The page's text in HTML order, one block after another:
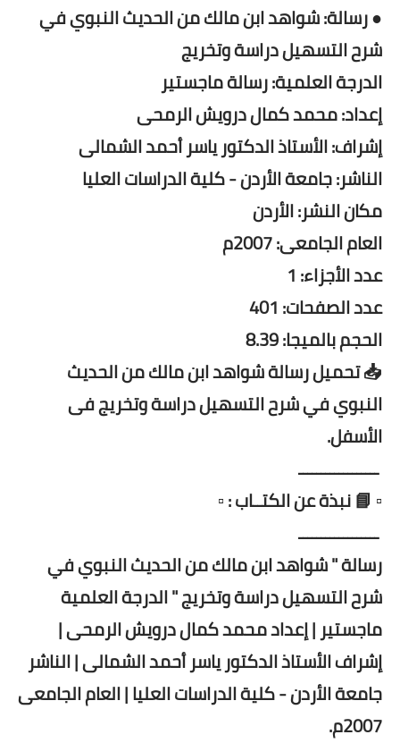
● رسالة: شواهد ابن مالك من الحديث النبوي في
شرح التسهيل دراسة وتخريج
الدرجة العلمية: رسالة ماجستير
إعداد: محمد كمال درويش الرمحى
إشراف: الأستاذ الدكتور ياسر أحمد الشمالى
الناشر: جامعة الأردن - كلية الدراسات العليا
مكان النشر: الأردن
العام الجامعى: 2007م
عدد الأجزاء: 1
عدد الصفحات: 401
الحجم بالميجا: 8.39
📥 تحميل رسالة شواهد ابن مالك من الحديث
النبوي في شرح التسهيل دراسة وتخريج فى
الأسفل.
ــــــــــــــــــ
▫️ 📘 نبذة عن الكتــاب : ▫️
ــــــــــــــــــ
رسالة " شواهد ابن مالك من الحديث النبوي في
شرح التسهيل دراسة وتخريج " الدرجة العلمية
ماجستير | إعداد محمد كمال درويش الرمحى |
إشراف الأستاذ الدكتور ياسر أحمد الشمالى | الناشر
جامعة الأردن - كلية الدراسات العليا | العام الجامعى
2007م.